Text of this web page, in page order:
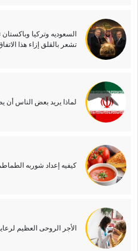
السعودیه وترکیا
تشعر بالقلق إزاء هذا
لماذا یرید بعض الناس أن
کیفیه إعداد شوربه
الأجر الروحی العظیم